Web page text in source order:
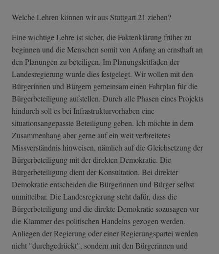
Welche Lehren können wir aus Stuttgart 21 ziehen?
Eine wichtige Lehre ist sicher, die Faktenklärung früher zu
beginnen und die Menschen somit von Anfang an ernsthaft an
den Planungen zu beteiligen. Im Planungsleitfaden der
Landesregierung wurde dies festgelegt. Wir wollen mit den
Bürgerinnen und Bürgern gemeinsam einen Fahrplan für die
Bürgerbeteiligung aufstellen. Durch alle Phasen eines Projekts
hindurch soll es bei Infrastrukturvorhaben eine
situationsangepasste Beteiligung geben. Ich möchte in dem
Zusammenhang aber gerne auf ein weit verbreitetes
Missverständnis hinweisen, nämlich auf die Gleichsetzung der
Bürgerbeteiligung mit der direkten Demokratie. Die
Bürgerbeteiligung dient der Konsultation. Bei direkter
Demokratie entscheiden die Bürgerinnen und Bürger selbst
unmittelbar. Die Landesregierung steht dafür, dass die
Bürgerbeteiligung und die direkte Demokratie sozusagen vor
die Klammer des politischen Handelns gezogen werden.
Anliegen der Regierung oder einer Regierungspartei werden
nicht "durchgedrückt", sondern mit den Bürgerinnen und